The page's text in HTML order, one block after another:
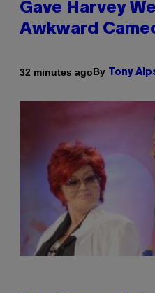
Gave Harvey
Awkward
32 minutes agoBy Tony